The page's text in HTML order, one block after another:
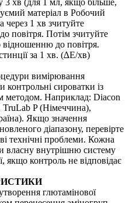
матеріал в Робочий
через 1 хв зчитуйте
повітря. Потім зчитуйте
до повітря.
за 1 хв. (∆Е/хв)
вимірювання
контрольні сироватки із
методом. Наприклад: Diacon
P (Німеччина),
Якщо значення
діапазону, перевірте
технічні проблеми. Кожна
власну внутрішню систему
якщо контроль не відповідає
глютамінової